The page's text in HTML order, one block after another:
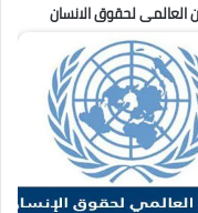
العالمى لحقوق الانسان